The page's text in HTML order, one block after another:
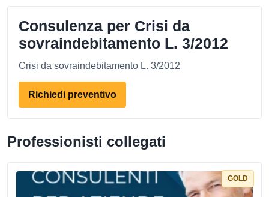
Consulenza per Crisi da
sovraindebitamento L. 3/2012
Crisi da sovraindebitamento L. 3/2012
Richiedi preventivo
Professionisti collegati
GOLD